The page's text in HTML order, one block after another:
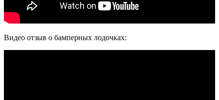
Видео отзыв о бамперных лодочках: